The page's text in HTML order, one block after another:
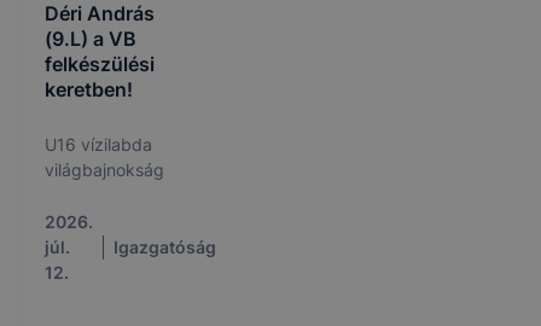
Déri András
(9.L) a VB
felkészülési
keretben!
U16 vízilabda
világbajnokság
2026.
júl.
12.
Igazgatóság